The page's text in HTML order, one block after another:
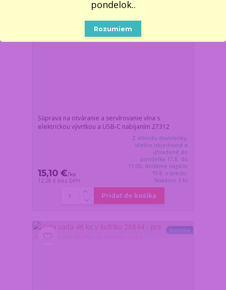
Súprava na otváranie a servírovanie vína s
elektrickou vývrtkou a USB-C nabíjaním 27312
15,10 €/ks
12,28 € bez DPH
Z dôvodu dovolenky,
všetko objednané a
uhradené do
pondelka 17.8. do
11:00, dodáme najskôr
19.8. v stredu.
Skladom 3 ks
Pridať do košíka
Novinka
pondelok..
Rozumiem